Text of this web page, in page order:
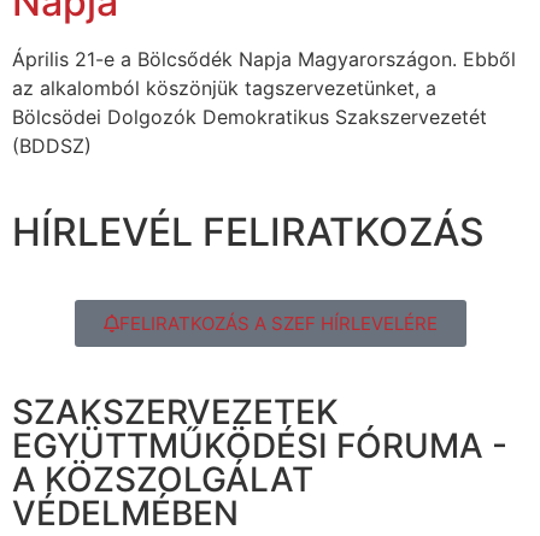
Április 21-e a Bölcsődék Napja Magyarországon. Ebből
az alkalomból köszönjük tagszervezetünket, a
Bölcsödei Dolgozók Demokratikus Szakszervezetét
(BDDSZ)
HÍRLEVÉL FELIRATKOZÁS
FELIRATKOZÁS A SZEF HÍRLEVELÉRE
SZAKSZERVEZETEK
EGYÜTTMŰKÖDÉSI FÓRUMA -
A KÖZSZOLGÁLAT
VÉDELMÉBEN